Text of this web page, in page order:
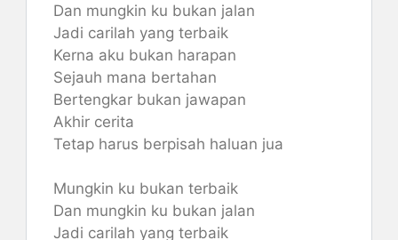
Dan mungkin ku bukan jalan
Jadi carilah yang terbaik
Kerna aku bukan harapan
Sejauh mana bertahan
Bertengkar bukan jawapan
Akhir cerita
Tetap harus berpisah haluan jua
Mungkin ku bukan terbaik
Dan mungkin ku bukan jalan
Jadi carilah yang terbaik